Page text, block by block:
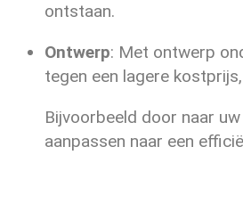
ontstaan.
Ontwerp: Met ontwerp
tegen een lagere
Bijvoorbeeld door naar
aanpassen naar een